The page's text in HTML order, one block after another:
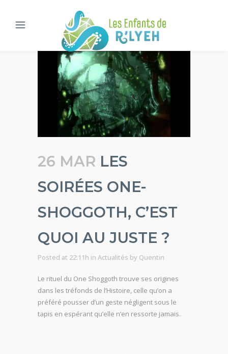
26 MAR LES
SOIRÉES ONE-
SHOGGOTH, C’EST
QUOI AU JUSTE ?
Posted at 22:11h in Actualités by Quentin
Le rituel du One Shoggoth trouve ses origines
dans les tréfonds de l’Histoire, celle qu’on a
préféré pousser d’un geste négligent sous le
tapis en espérant qu’elle n’en ressorte jamais.